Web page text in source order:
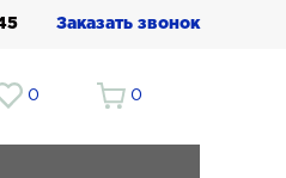
Заказать звонок
0 0